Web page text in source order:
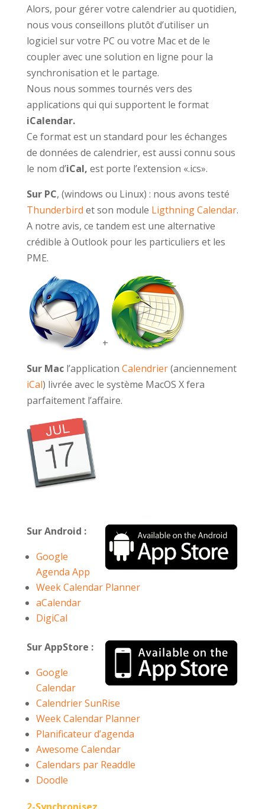
Alors, pour gérer votre calendrier au quotidien,
nous vous conseillons plutôt d’utiliser un
logiciel sur votre PC ou votre Mac et de le
coupler avec une solution en ligne pour la
synchronisation et le partage.
Nous nous sommes tournés vers des
applications qui qui supportent le format
iCalendar.
Ce format est un standard pour les échanges
de données de calendrier, est aussi connu sous
le nom d’iCal, est porte l’extension «.ics».
Sur PC, (windows ou Linux) : nous avons testé
Thunderbird et son module Ligthning Calendar.
A notre avis, ce tandem est une alternative
crédible à Outlook pour les particuliers et les
PME.
+
Sur Macl’application Calendrier(anciennement
iCal) livrée avec le système MacOS X fera
parfaitement l’affaire.
Sur Android :
Google
Agenda App
Week Calendar Planner
aCalendar
DigiCal
Sur AppStore :
Google
Calendar
Calendrier SunRise
Week Calendar Planner
Planificateur d’agenda
Awesome Calendar
Calendars par Readdle
Doodle